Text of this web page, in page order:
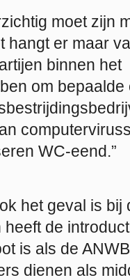
moet zijn
hangt er maar
binnen het
om bepaalde
WC-eend.”
het geval is bij
de
is als de
dienen als